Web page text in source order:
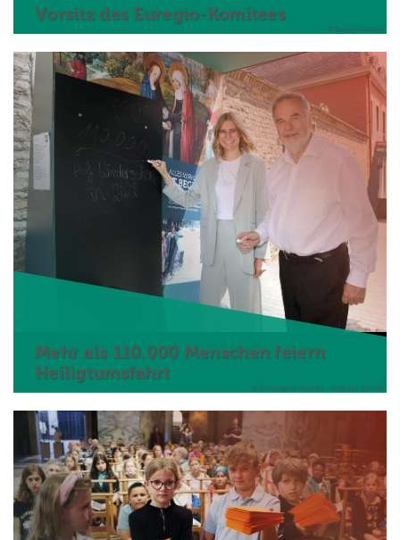
Vorsitz des Euregio-Komitees
© Euregiocomité
Mehr als 110.000 Menschen feiern
Heiligtumsfahrt
© Domkapitel Aachen - Andreas Steindl